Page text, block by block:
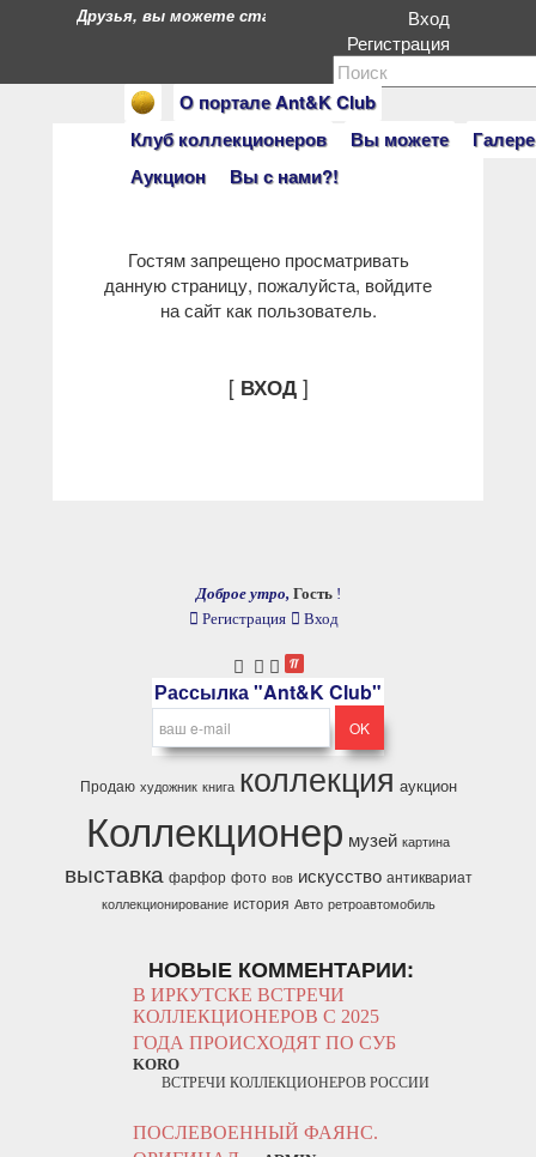
О портале Ant&K Club
Клуб коллекционеров
Вы можете
Аукцион
Вы с нами?!
Друзья, вы можете стать героями нашего портала.
Вход
Регистрация
Гостям запрещено просматривать
данную страницу, пожалуйста, войдите
на сайт как пользователь.
[ ВХОД]
Доброе утро, Гость !
Регистрация
Вход
Рассылка "Ant&K Club"
Продаю художник книга коллекция аукцион
Коллекционер музей картина
выставка фарфор фото вов искусство антиквариат
коллекционирование история Авто ретроавтомобиль
НОВЫЕ КОММЕНТАРИИ:
В ИРКУТСКЕ ВСТРЕЧИ
КОЛЛЕКЦИОНЕРОВ С 2025
ГОДА ПРОИСХОДЯТ ПО СУБ
KORO
ВСТРЕЧИ КОЛЛЕКЦИОНЕРОВ РОССИИ
ПОСЛЕВОЕННЫЙ ФАЯНС.